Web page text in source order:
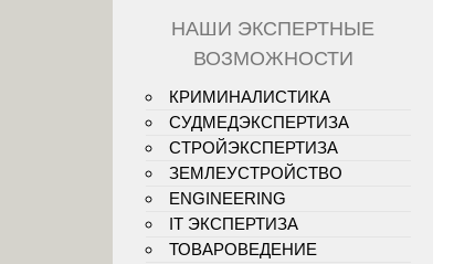
НАШИ ЭКСПЕРТНЫЕ
ВОЗМОЖНОСТИ
КРИМИНАЛИСТИКА
СУДМЕДЭКСПЕРТИЗА
СТРОЙЭКСПЕРТИЗА
ЗЕМЛЕУСТРОЙСТВО
ENGINEERING
IT ЭКСПЕРТИЗА
ТОВАРОВЕДЕНИЕ